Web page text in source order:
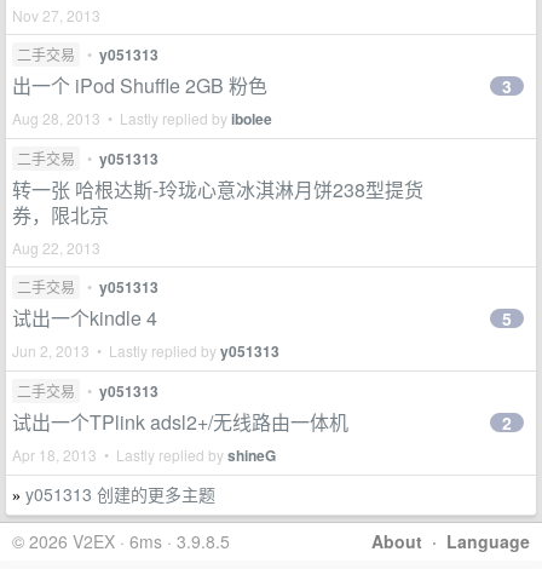
Nov 27, 2013
二手交易
• y051313
出一个 iPod Shuffle 2GB 粉色
Aug 28, 2013 • Lastly replied byibolee
3
二手交易 • y051313
转一张 哈根达斯-玲珑心意冰淇淋月饼238型提货
券，限北京
Aug 22, 2013
二手交易
• y051313
试出一个kindle 4
Jun 2, 2013 • Lastly replied byy051313
5
二手交易 • y051313
试出一个TPlink adsl2+/无线路由一体机
Apr 18, 2013 • Lastly replied byshineG
2
» y051313 创建的更多主题
About · Language
© 2026 V2EX · 6ms · 3.9.8.5